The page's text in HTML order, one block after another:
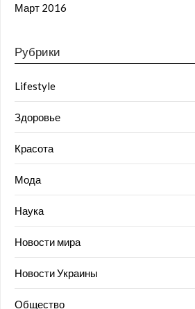
Март 2016
Рубрики
Lifestyle
Здоровье
Красота
Мода
Наука
Новости мира
Новости Украины
Общество